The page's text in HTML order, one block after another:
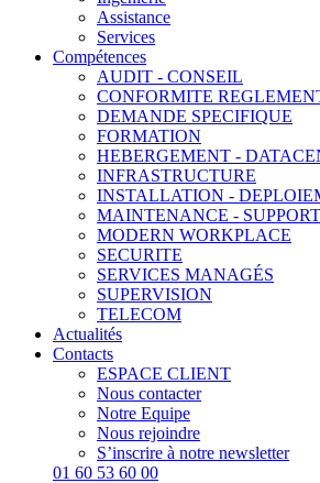
Assistance
Services
Compétences
AUDIT - CONSEIL
CONFORMITE
DEMANDE SPECIFIQUE
FORMATION
HEBERGEMENT -
INFRASTRUCTURE
INSTALLATION -
MAINTENANCE - SUPPORT
MODERN WORKPLACE
SECURITE
SERVICES MANAGÉS
SUPERVISION
TELECOM
Actualités
Contacts
ESPACE CLIENT
Nous contacter
Notre Equipe
Nous rejoindre
S’inscrire à notre newsletter
01 60 53 60 00